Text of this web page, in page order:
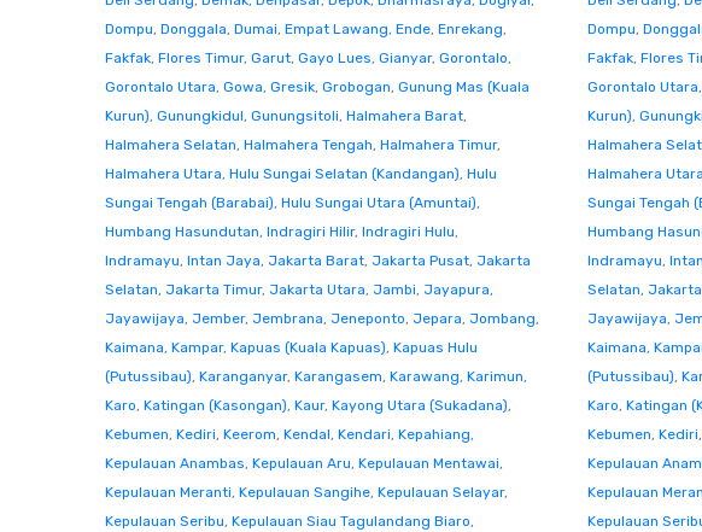
Dompu, Donggala, Dumai, Empat Lawang, Ende, Enrekang,
Fakfak, Flores Timur, Garut, Gayo Lues, Gianyar, Gorontalo,
Gorontalo Utara, Gowa, Gresik, Grobogan, Gunung Mas (Kuala
Kurun), Gunungkidul, Gunungsitoli, Halmahera Barat,
Halmahera Selatan, Halmahera Tengah, Halmahera Timur,
Halmahera Utara, Hulu Sungai Selatan (Kandangan), Hulu
Sungai Tengah (Barabai), Hulu Sungai Utara (Amuntai),
Humbang Hasundutan, Indragiri Hilir, Indragiri Hulu,
Indramayu, Intan Jaya, Jakarta Barat, Jakarta Pusat, Jakarta
Selatan, Jakarta Timur, Jakarta Utara, Jambi, Jayapura,
Jayawijaya, Jember, Jembrana, Jeneponto, Jepara, Jombang,
Kaimana, Kampar, Kapuas (Kuala Kapuas), Kapuas Hulu
(Putussibau), Karanganyar, Karangasem, Karawang, Karimun,
Karo, Katingan (Kasongan), Kaur, Kayong Utara (Sukadana),
Kebumen, Kediri, Keerom, Kendal, Kendari, Kepahiang,
Kepulauan Anambas, Kepulauan Aru, Kepulauan Mentawai,
Kepulauan Meranti, Kepulauan Sangihe, Kepulauan Selayar,
Kepulauan Seribu, Kepulauan Siau Tagulandang Biaro,
Dompu,
Fakfak, Flores
Gorontalo Utara,
Kurun),
Halmahera
Halmahera Utara
Sungai Tengah
Humbang
Indramayu,
Selatan,
Jayawijaya,
Kaimana,
(Putussibau),
Karo, Katingan
Kebumen, Kediri,
Kepulauan
Kepulauan
Kepulauan